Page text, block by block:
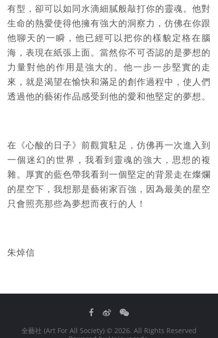
有型，卻可以如同水滴細膩般敲打你的靈魂。他對
生命的熱愛使得他擁有強大的洞察力，仿佛在你跟
他聊天的一瞬，他已經可以把你的樣貌定格在腦
海，表現在紙張上面。當然你不可否認的是夢想的
力量對他的作用是強大的。他一步一步堅實的走
來，就是渴望在愉快和滿足的創作過程中，使人們
透過他的藝術作品感受到他的愛和他堅定的夢想。
在《心酸的日子》前觀賞駐足，仿佛再一次進入到
一個迷幻的世界，我看到靈魂的強大，思想的複
雜。厚實的藍色帶我看到一個堅定的背景走在燦爛
的星空下，我想那是藝術家百強，因為最美的星空
只會照亮那些為夢想而夜行的人！
朱焯信
Facebook
WeiboWeChat
全藝社 (Art For All Society) © 2026. All Rights Reserved